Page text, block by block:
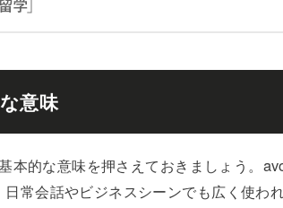
意味
本的な意味を押さえておきましょう。
常会話やビジネスシーンでも広く使わ